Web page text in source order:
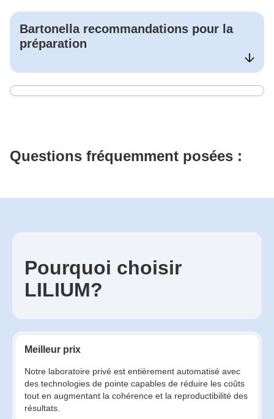
Bartonella recommandations pour la
préparation
Questions fréquemment posées :
Pourquoi choisir
LILIUM?
Meilleur prix
Notre laboratoire privé est entièrement automatisé avec
des technologies de pointe capables de réduire les coûts
tout en augmentant la cohérence et la reproductibilité des
résultats.